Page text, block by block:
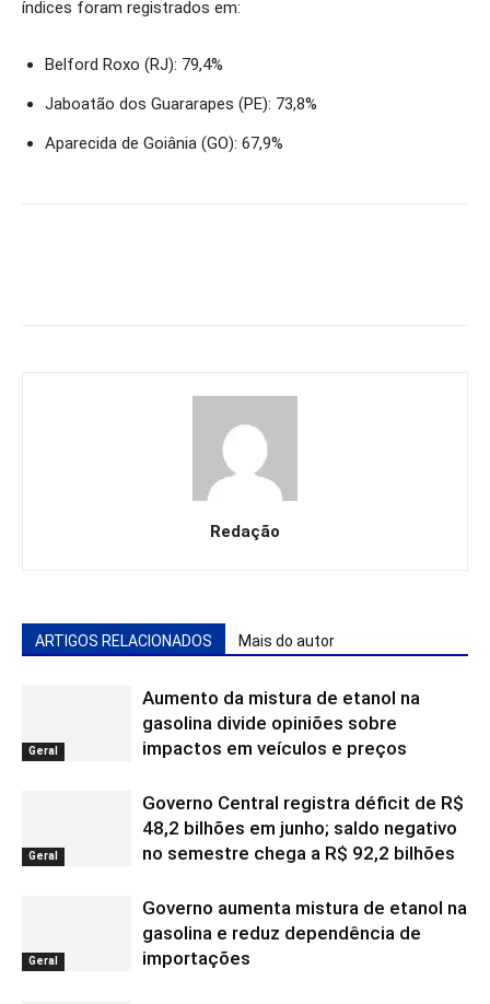
índices foram registrados em:
Belford Roxo (RJ): 79,4%
Jaboatão dos Guararapes (PE): 73,8%
Aparecida de Goiânia (GO): 67,9%
Redação
ARTIGOS RELACIONADOS Mais do autor
Geral
Aumento da mistura de etanol na
gasolina divide opiniões sobre
impactos em veículos e preços
Geral
Governo Central registra déficit de R$
48,2 bilhões em junho; saldo negativo
no semestre chega a R$ 92,2 bilhões
Geral
Governo aumenta mistura de etanol na
gasolina e reduz dependência de
importações